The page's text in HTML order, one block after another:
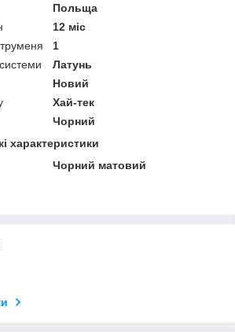
Польща
12 міс
1
Латунь
Новий
Хай-тек
Чорний
характеристики
Чорний матовий